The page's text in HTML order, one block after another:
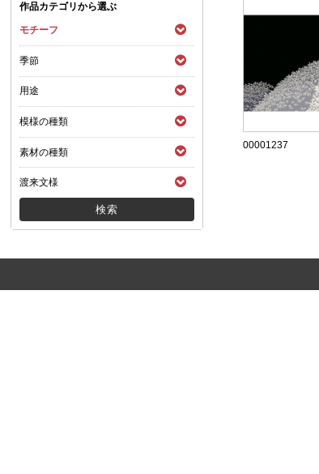
作品カテゴリから選ぶ
モチーフ
季節
用途
模様の種類
素材の種類
渡来文様
00001237